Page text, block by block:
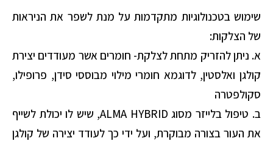
שימוש בטכנולוגיות מתקדמות על מנת לשפר את הניראות
של הצלקות:
א. ניתן להזריק מתחת לצלקת- חומרים אשר מעודדים יצירת
קולגן ואלסטין, לדוגמא חומרי מילוי מבוססי סידן, פרופילו,
סקולפטרה
ב. טיפול בלייזר מסוג ALMA HYBRID, שיש לו יכולת לשייף
את העור בצורה מבוקרת, ועל ידי כך לעודד יצירה של קולגן